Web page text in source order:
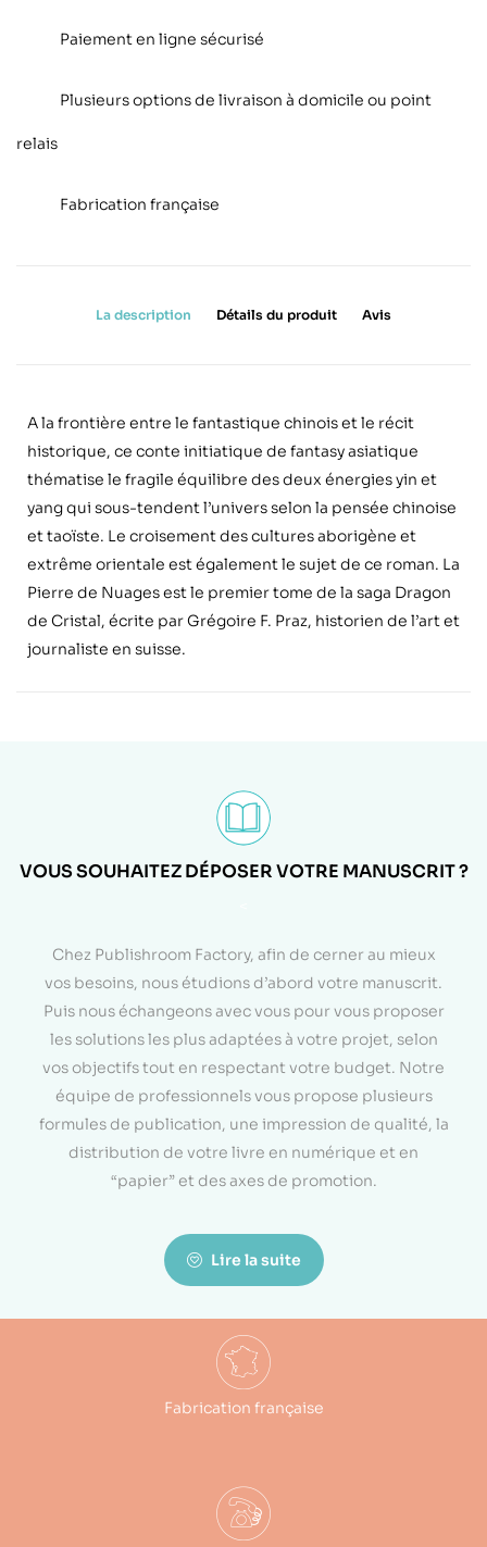
Paiement en ligne sécurisé
Plusieurs options de livraison à domicile ou point
relais
Fabrication française
La description Détails du produit Avis
A la frontière entre le fantastique chinois et le récit
historique, ce conte initiatique de fantasy asiatique
thématise le fragile équilibre des deux énergies yin et
yang qui sous-tendent l’univers selon la pensée chinoise
et taoïste. Le croisement des cultures aborigène et
extrême orientale est également le sujet de ce roman. La
Pierre de Nuages est le premier tome de la saga Dragon
de Cristal, écrite par Grégoire F. Praz, historien de l’art et
journaliste en suisse.
VOUS SOUHAITEZ DÉPOSER VOTRE MANUSCRIT ?
Chez Publishroom Factory, afin de cerner au mieux
vos besoins, nous étudions d’abord votre manuscrit.
Puis nous échangeons avec vous pour vous proposer
les solutions les plus adaptées à votre projet, selon
vos objectifs tout en respectant votre budget. Notre
équipe de professionnels vous propose plusieurs
formules de publication, une impression de qualité, la
distribution de votre livre en numérique et en
“papier” et des axes de promotion.
Lire la suite
Fabrication française